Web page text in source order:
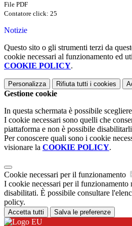
File PDF
Contatore click: 25
Notizie
Questo sito o gli strumenti terzi da
cookie necessari al funzionamento ed
COOKIE POLICY.
Personalizza Rifiuta tutti i cookies
Gestione cookie
In questa schermata è possibile
I cookie necessari sono quelli che
piattaforma e non è possibile
Per conoscere quali sono i cookie
visionare la COOKIE POLICY.
Cookie necessari per il funzionamento
I cookie necessari per il funzionamento
disabilitati. È possibile consultare
policy.
Accetta tutti Salva le preferenze